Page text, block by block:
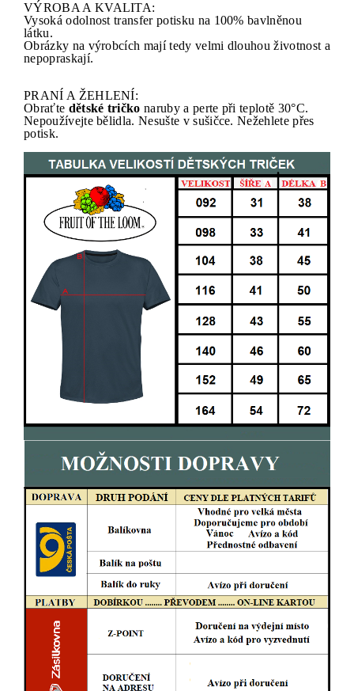
VÝROBA A KVALITA:
Vysoká odolnost transfer potisku na 100% bavlněnou
látku.
Obrázky na výrobcích mají tedy velmi dlouhou životnost a
nepopraskají.
PRANÍ A ŽEHLENÍ:
Obraťte dětské tričko naruby a perte při teplotě 30°C.
Nepoužívejte bělidla. Nesušte v sušičce. Nežehlete přes
potisk.